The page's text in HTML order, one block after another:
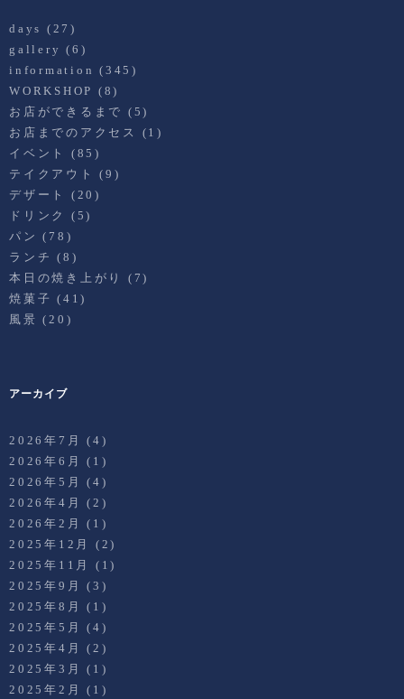
days (27)
gallery (6)
information (345)
WORKSHOP (8)
お店ができるまで (5)
お店までのアクセス
(1)
イベント
(85)
テイクアウト
(9)
デザート
(20)
ドリンク
(5)
パン (78)
ランチ (8)
本日の焼き上がり
(7)
焼菓子 (41)
風景 (20)
アーカイブ
2026年7月
(4)
2026年6月
(1)
2026年5月
(4)
2026年4月
(2)
2026年2月
(1)
2025年12月
(2)
2025年11月
(1)
2025年9月
(3)
2025年8月
(1)
2025年5月
(4)
2025年4月
(2)
2025年3月
(1)
2025年2月
(1)